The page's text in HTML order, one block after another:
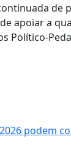
de
apoiar a
Político-
podem